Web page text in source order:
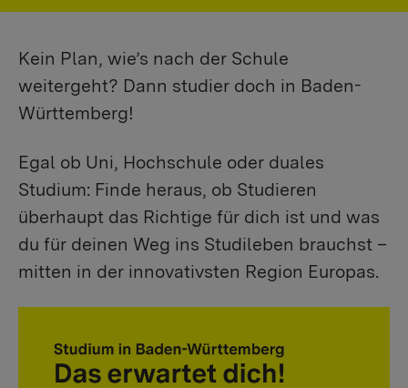
Kein Plan, wie’s nach der Schule
weitergeht? Dann studier doch in Baden-
Württemberg!
Egal ob Uni, Hochschule oder duales
Studium: Finde heraus, ob Studieren
überhaupt das Richtige für dich ist und was
du für deinen Weg ins Studileben brauchst –
mitten in der innovativsten Region Europas.